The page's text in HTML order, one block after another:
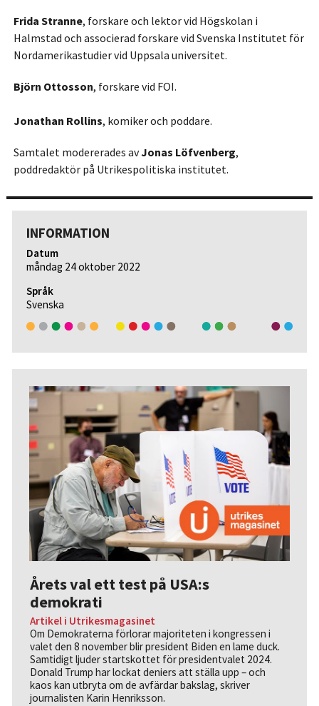
Frida Stranne, forskare och lektor vid Högskolan i
Halmstad och associerad forskare vid Svenska Institutet för
Nordamerikastudier vid Uppsala universitet.
Björn Ottosson, forskare vid FOI.
Jonathan Rollins, komiker och poddare.
Samtalet modererades avJonas Löfvenberg,
poddredaktör på Utrikespolitiska institutet.
INFORMATION
Datum
måndag 24 oktober 2022
Språk
Svenska
Årets val ett test på USA:s
demokrati
Artikel i Utrikesmagasinet
Om Demokraterna förlorar majoriteten i kongressen i
valet den 8 november blir president Biden en lame duck.
Samtidigt ljuder startskottet för presidentvalet 2024.
Donald Trump har lockat deniers att ställa upp – och
kaos kan utbryta om de avfärdar bakslag, skriver
journalisten Karin Henriksson.